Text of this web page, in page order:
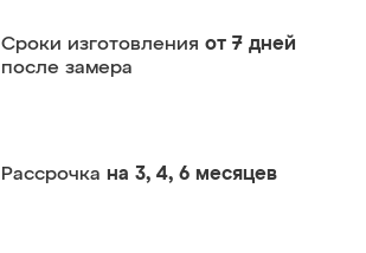
Сроки изготовления от 7 дней
после замера
Рассрочка на 3, 4, 6 месяцев